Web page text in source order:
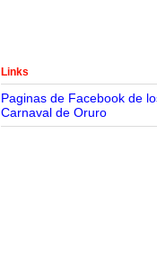
Links
Paginas de Facebook de
Carnaval de Oruro